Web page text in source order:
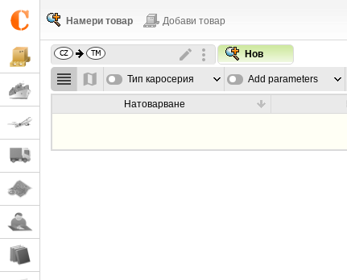
Намери товар Добави товар
Нов
Тип каросерия Add parameters
Натоварване